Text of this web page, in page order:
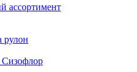
ассортимент
рулон
Сизофлор